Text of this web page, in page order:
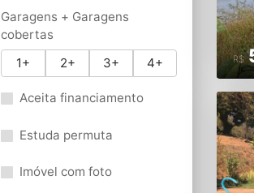
Garagens + Garagens
cobertas
1+
2+ 3+ 4+
Aceita financiamento
Estuda permuta
Imóvel com foto
R$